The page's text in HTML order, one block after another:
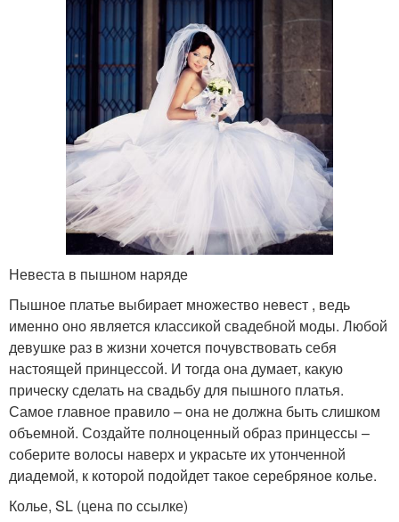
Невеста в пышном наряде
Пышное платье выбирает множество невест , ведь
именно оно является классикой свадебной моды. Любой
девушке раз в жизни хочется почувствовать себя
настоящей принцессой. И тогда она думает, какую
прическу сделать на свадьбу для пышного платья.
Самое главное правило – она не должна быть слишком
объемной. Создайте полноценный образ принцессы –
соберите волосы наверх и украсьте их утонченной
диадемой, к которой подойдет такое серебряное колье.
Колье, SL (цена по ссылке)